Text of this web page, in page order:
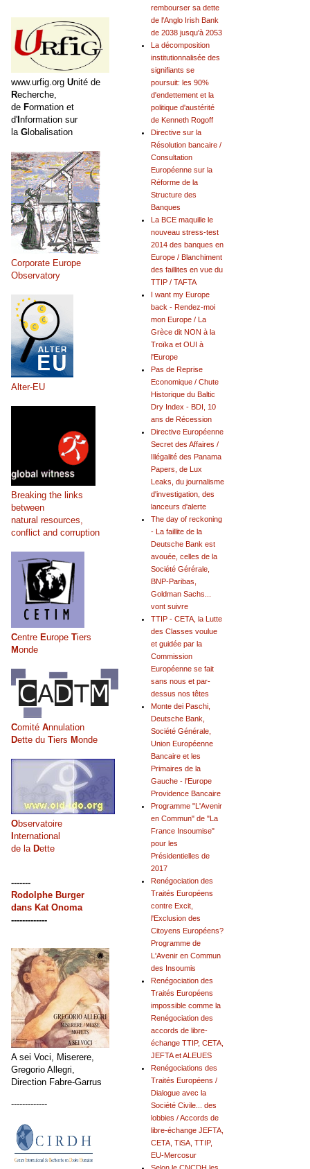
rembourser sa dette
de l'Anglo Irish Bank
de 2038 jusqu'à 2053
La décomposition
institutionnalisée des
signifiants se
poursuit: les 90%
d'endettement et la
politique d'austérité
de Kenneth Rogoff
Directive sur la
Résolution bancaire /
Consultation
Européenne sur la
Réforme de la
Structure des
Banques
La BCE maquille le
nouveau stress-test
2014 des banques en
Europe / Blanchiment
des faillites en vue du
TTIP / TAFTA
I want my Europe
back - Rendez-moi
mon Europe / La
Grèce dit NON à la
Troïka et OUI à
l'Europe
Pas de Reprise
Economique / Chute
Historique du Baltic
Dry Index - BDI, 10
ans de Récession
Directive Européenne
Secret des Affaires /
Illégalité des Panama
Papers, de Lux
Leaks, du journalisme
d'investigation, des
lanceurs d'alerte
The day of reckoning
- La faillite de la
Deutsche Bank est
avouée, celles de la
Société Gérérale,
BNP-Paribas,
Goldman Sachs...
vont suivre
TTIP - CETA, la Lutte
des Classes voulue
et guidée par la
Commission
Européenne se fait
sans nous et par-
dessus nos têtes
Monte dei Paschi,
Deutsche Bank,
Société Générale,
Union Européenne
Bancaire et les
Primaires de la
Gauche - l'Europe
Providence Bancaire
Programme "L'Avenir
en Commun" de "La
France Insoumise"
pour les
Présidentielles de
2017
Renégociation des
Traités Européens
contre Excit,
l'Exclusion des
Citoyens Européens?
Programme de
L'Avenir en Commun
des Insoumis
Renégociation des
Traités Européens
impossible comme la
Renégociation des
accords de libre-
échange TTIP, CETA,
JEFTA et ALEUES
Renégociations des
Traités Européens /
Dialogue avec la
Société Civile... des
lobbies / Accords de
libre-échange JEFTA,
CETA, TiSA, TTIP,
EU-Mercosur
www.urfig.org Unité de
Recherche,
de Formation et
d'Information sur
la Globalisation
Corporate Europe
Observatory
Alter-EU
Breaking the links
between
natural resources,
conflict and corruption
Centre Europe Tiers
Monde
Comité Annulation
Dette du Tiers Monde
Observatoire
International
de la Dette
-------
Rodolphe Burger
dans Kat Onoma
-------------
A sei Voci, Miserere,
Gregorio Allegri,
Direction Fabre-Garrus
-------------